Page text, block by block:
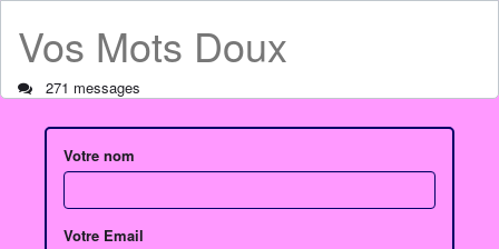
Vos Mots Doux
271 messages
Votre nom
Votre Email